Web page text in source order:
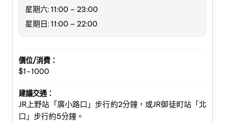
星期六: 11:00 – 23:00
星期日: 11:00 – 22:00
價位/消費：
$1-1000
建議交通：
JR上野站「廣小路口」步行約2分鐘，或JR御徒町站「北
口」步行約5分鐘。